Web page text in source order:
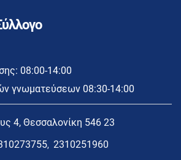
08:00-14:00
γνωματεύσεων 08:30-14:00
4, Θεσσαλονίκη 546 23
, 2310251960